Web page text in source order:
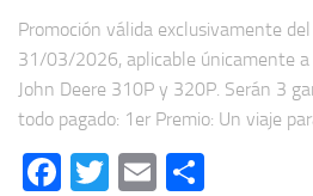
Promoción válida exclusivamente
31/03/2026, aplicable únicamente a
John Deere 310P y 320P. Serán 3
todo pagado: 1er Premio: Un viaje
Facebook
Twitter
Email